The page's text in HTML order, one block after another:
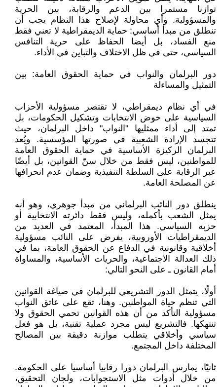
توازنا مستمرا بين الدعم والرقابة، بين الحرية
والمسؤولية. وأي محاولة لإصلاح هذا النظام يجب أن
تنطلق من مبدأ أساسي: حماية الديمقراطية لا تعني فقط
منع الفساد، بل أيضا الحفاظ على حرية التنافس
السياسي، حتى في ظل الاختلاف والتباين في الأداء.
دور البرلمان والنواب في حماية الحقوق العامة: بين
التمثيل والمساءلة
في أي نظام ديمقراطي، لا تقتصر مسؤولية الأحزاب
السياسية على خوض الانتخابات وتشكيل الحكومات، بل
تمتد إلى أداء ممثليها "النواب" داخل البرلمان، حيث
تتجسد الإرادة الشعبية في صورتها المؤسسية. ويُعد
البرلمان الركيزة الأساسية في حماية الحقوق العامة
للمواطنين، ليس فقط من خلال سنّ القوانين، بل أيضًا
عبر الرقابة على السلطة التنفيذية وضمان عدم انحرافها
عن المصلحة العامة.
ينطلق دور النائب البرلماني من مبدأ جوهري، وهو أنه
يمثل الشعب بأكمله، وليس فقط دائرته الانتخابية أو
حزبه السياسي. هذا المبدأ، المعتمد في العديد من
الديمقراطيات الأوروبية، يفرض على النائب مسؤولية
أخلاقية وقانونية في الدفاع عن الحقوق العامة، بما في
ذلك العدالة الاجتماعية، والحريات الأساسية، والمساواة
أمام القانون ـ على النحو التالي:
أولًا، يتمثل الدور التشريعي للبرلمان في صياغة القوانين
التي تنظم حياة المواطنين. وهنا، تقع على عاتق النواب
مسؤولية التأكد من أن هذه القوانين تحمي الحقوق ولا
تنتهكها. فالتشريع ليس مجرد عملية تقنية، بل هو فعل
سياسي وأخلاقي يتطلب موازنة دقيقة بين المصالح
المختلفة داخل المجتمع.
ثانيًا، يمارس البرلمان دورا رقابيا أساسيا على الحكومة.
من خلال أدوات مثل الاستجوابات، ولجان التحقيق،